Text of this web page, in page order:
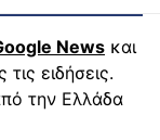
News και
ειδήσεις.
την Ελλάδα